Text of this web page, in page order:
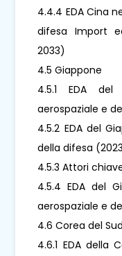
4.4.4 EDA Cina
difesa Import
2033)
4.5 Giappone
4.5.1 EDA del
aerospaziale e
4.5.2 EDA del
della difesa
4.5.3 Attori
4.5.4 EDA del
aerospaziale e
4.6 Corea del Sud
4.6.1 EDA della